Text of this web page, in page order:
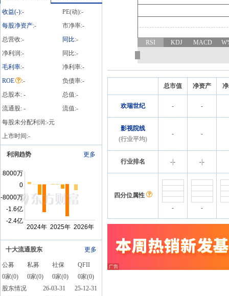
收益(-):- PE(动):-
每股净资产:- 市净率:-
总营收:- 同比:-
净利润:- 同比:-
毛利率:- 净利率:-
ROE
:- 负债率:-
总股本: - 总值:-
流通股: - 流值:-
每股未分配利润:-元
上市时间:-
利润趋势 更多
十大流通股东 更多
公募 私募 社保
QFII
0家(0) 0家(0) 0家(0) 0家(0)
股东情况
26-03-31
25-12-31
RSI KDJ MACD
总市值 净资产
欢瑞世纪 - -
影视院线
(行业平均)
- -
行业排名 -- --
四分位属性
-
-